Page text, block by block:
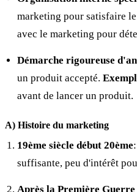
marketing pour satisfaire
avec le marketing pour
Démarche rigoureuse
un produit accepté.
avant de lancer un produit.
A) Histoire du marketing
19ème siècle début 20ème
suffisante, peu d'intérêt
Après la Première